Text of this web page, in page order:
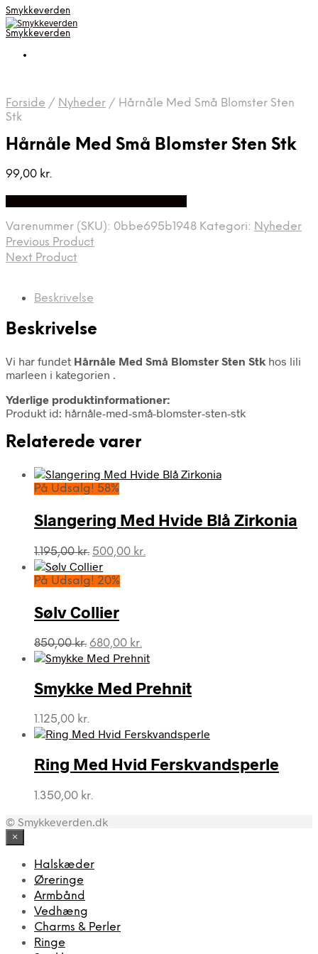
Smykkeverden
Smykkeverden
Forside / Nyheder / Hårnåle Med Små Blomster Sten
Stk
Hårnåle Med Små Blomster Sten Stk
99,00 kr.
Varenummer (SKU): 0bbe695b1948 Kategori: Nyheder
Previous Product
Next Product
Beskrivelse
Beskrivelse
Vi har fundet Hårnåle Med Små Blomster Sten Stk hos lili
marleen i kategorien .
Yderlige produktinformationer:
Produkt id: hårnåle-med-små-blomster-sten-stk
Relaterede varer
På Udsalg! 58%
Slangering Med Hvide Blå Zirkonia
1.195,00kr. Den
oprindelige
pris
1.195,00 kr..
500,00 kr.
På Udsalg! 20%
Sølv Collier
850,00kr. Den
oprindelige
var:
850,00 kr..
680,00 kr.
aktuelle
er:
680,00 kr..
Smykke Med Prehnit
1.125,00 kr.
Ring Med Hvid Ferskvandsperle
1.350,00 kr.
© Smykkeverden.dk
×
Halskæder
Øreringe
Armbånd
Vedhæng
Charms & Perler
Ringe